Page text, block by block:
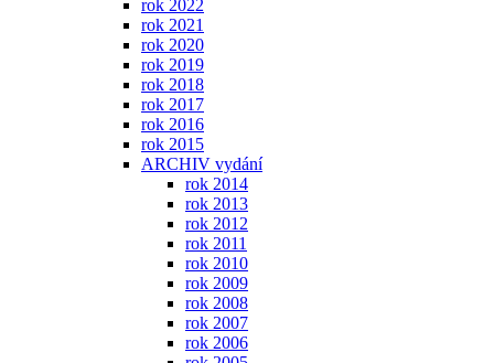
rok 2022
rok 2021
rok 2020
rok 2019
rok 2018
rok 2017
rok 2016
rok 2015
ARCHIV vydání
rok 2014
rok 2013
rok 2012
rok 2011
rok 2010
rok 2009
rok 2008
rok 2007
rok 2006